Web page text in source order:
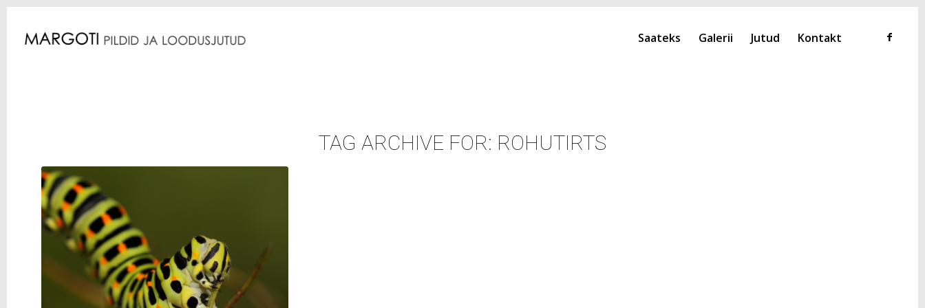
Saateks Galerii Jutud Kontakt
TAG ARCHIVE FOR: ROHUTIRTS